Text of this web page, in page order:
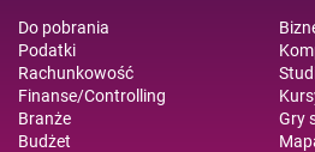
Do pobrania
Podatki
Rachunkowość
Finanse/Controlling
Branże
Budżet
Gry